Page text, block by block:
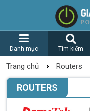
Danh mục Tìm kiếm
Trang chủ › Routers
ROUTERS